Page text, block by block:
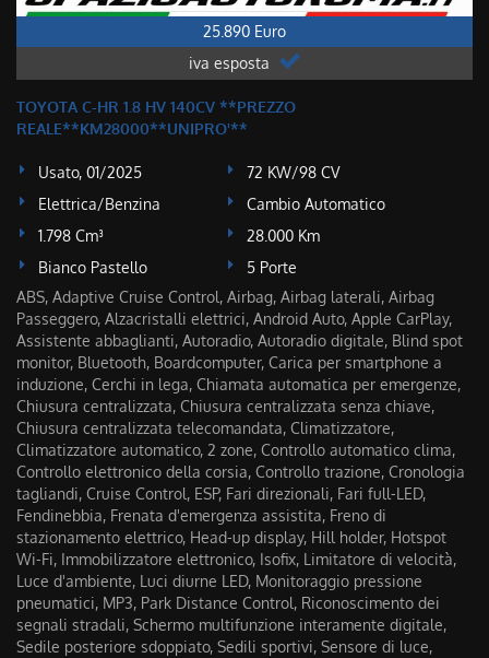
25.890 Euro
iva esposta
TOYOTA C-HR 1.8 HV 140CV **PREZZO
REALE**KM28000**UNIPRO'**
Usato, 01/2025
72 KW/98 CV
Elettrica/Benzina
Cambio Automatico
1.798 Cm³
28.000 Km
Bianco Pastello
5 Porte
ABS, Adaptive Cruise Control, Airbag, Airbag laterali, Airbag
Passeggero, Alzacristalli elettrici, Android Auto, Apple CarPlay,
Assistente abbaglianti, Autoradio, Autoradio digitale, Blind spot
monitor, Bluetooth, Boardcomputer, Carica per smartphone a
induzione, Cerchi in lega, Chiamata automatica per emergenze,
Chiusura centralizzata, Chiusura centralizzata senza chiave,
Chiusura centralizzata telecomandata, Climatizzatore,
Climatizzatore automatico, 2 zone, Controllo automatico clima,
Controllo elettronico della corsia, Controllo trazione, Cronologia
tagliandi, Cruise Control, ESP, Fari direzionali, Fari full-LED,
Fendinebbia, Frenata d'emergenza assistita, Freno di
stazionamento elettrico, Head-up display, Hill holder, Hotspot
Wi-Fi, Immobilizzatore elettronico, Isofix, Limitatore di velocità,
Luce d'ambiente, Luci diurne LED, Monitoraggio pressione
pneumatici, MP3, Park Distance Control, Riconoscimento dei
segnali stradali, Schermo multifunzione interamente digitale,
Sedile posteriore sdoppiato, Sedili sportivi, Sensore di luce,